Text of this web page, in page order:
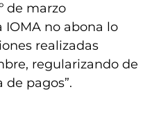
de marzo
IOMA no abona lo
realizadas
regularizando de
pagos”.